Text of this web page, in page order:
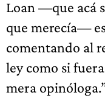
Loan —que acá
que merecía—
comentando al
ley como si
mera